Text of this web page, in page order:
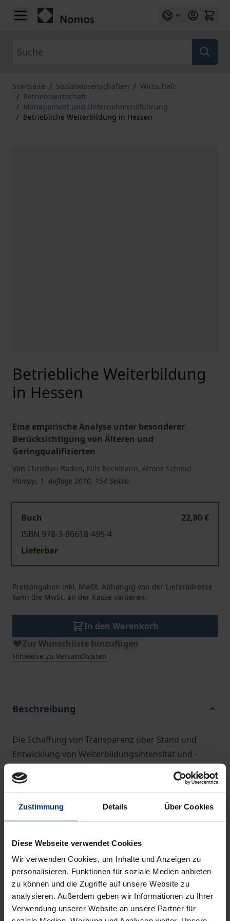
Zustimmung Details Über Cookies
Diese Webseite verwendet Cookies
Wir verwenden Cookies, um Inhalte und Anzeigen zu
personalisieren, Funktionen für soziale Medien anbieten
zu können und die Zugriffe auf unsere Website zu
analysieren. Außerdem geben wir Informationen zu Ihrer
Verwendung unserer Website an unsere Partner für
Zum Inhalt springen
Startseite / Sozialwissenschaften / Wirtschaft
/ Betriebswirtschaft
/ Management und Unternehmensführung
/ Betriebliche Weiterbildung in Hessen
Betriebliche Weiterbildung
in Hessen
Eine empirische Analyse unter besonderer
Berücksichtigung von Älteren und
Geringqualifizierten
Von Christian Baden, Nils Beckmann, Alfons Schmid
Hampp, 1. Auflage 2010, 154 Seiten
Buch
22,80 €
ISBN 978-3-86618-495-4
Lieferbar
Preisangaben inkl. MwSt. Abhängig von der Lieferadresse
kann die MwSt. an der Kasse variieren.
In den Warenkorb
Zur Wunschliste hinzufügen
Hinweise zu Versandkosten
Beschreibung
Die Schaffung von Transparenz über Stand und
Entwicklung von Weiterbildungsintensität und -
Qualifikationsbedarfen und -defiziten, die
Aktivitäten im Bereich der beruflichen Weiterbildung
nach den bisherigen Datenbeständen nur
unzureichend möglich. Mit dieser Thematik
beschäftigt sich ein Teil der vorliegenden
Untersuchung: Es wird versucht, mittels einer eigens
durchgeführten Betriebsbefragung sowie der
Analyse weiterer Datenquellen ein möglichst